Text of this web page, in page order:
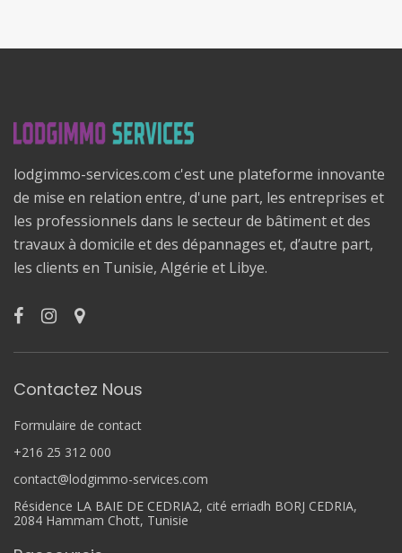
lodgimmo-services.com c'est une plateforme innovante
de mise en relation entre, d'une part, les entreprises et
les professionnels dans le secteur de bâtiment et des
travaux à domicile et des dépannages et, d’autre part,
les clients en Tunisie, Algérie et Libye.
Contactez Nous
Formulaire de contact
+216 25 312 000
contact@lodgimmo-services.com
Résidence LA BAIE DE CEDRIA2, cité erriadh BORJ CEDRIA,
2084 Hammam Chott, Tunisie